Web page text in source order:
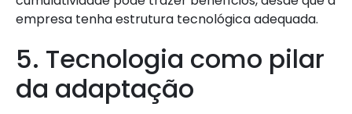
empresa tenha estrutura tecnológica adequada.
5. Tecnologia como pilar
da adaptação